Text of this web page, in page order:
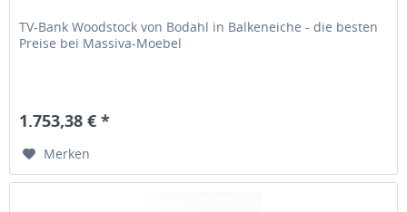
TV-Bank Woodstock von Bodahl in Balkeneiche - die besten
Preise bei Massiva-Moebel
1.753,38 € *
Merken